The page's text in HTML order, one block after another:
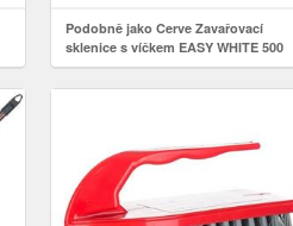
Podobně jako Cerve Zavařovací
sklenice s víčkem EASY WHITE 500
ml, 6 ks